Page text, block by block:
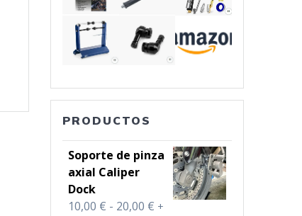
PRODUCTOS
Soporte de pinza
axial Caliper
Dock
10,00 € - 20,00 € Rango
+